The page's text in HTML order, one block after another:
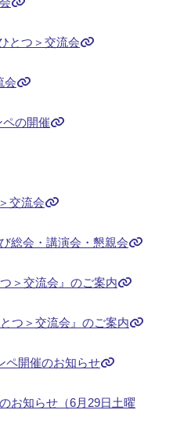
とつ＞交流会
会
の開催
交流会
総会・講演会・懇親会
＞交流会』のご案内
つ＞交流会』のご案内
ペ開催のお知らせ
お知らせ（6月29日土曜